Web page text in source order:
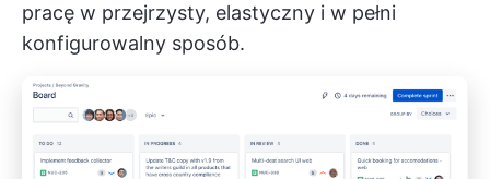
pracę w przejrzysty, elastyczny i w pełni
konfigurowalny sposób.